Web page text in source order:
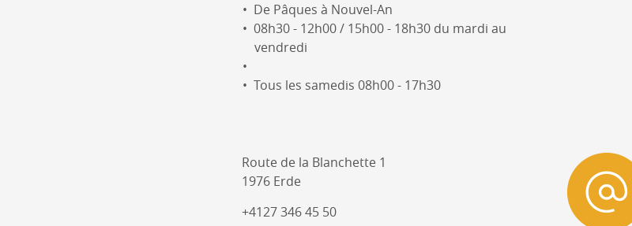
De Pâques à Nouvel-An
08h30 - 12h00 / 15h00 - 18h30 du mardi au
vendredi
Tous les samedis 08h00 - 17h30
Route de la Blanchette 1
1976 Erde
+4127 346 45 50